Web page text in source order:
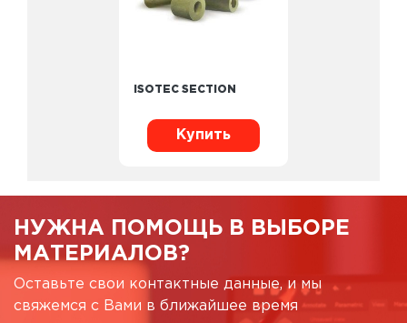
ISOTEC SECTION
Купить
НУЖНА ПОМОЩЬ В ВЫБОРЕ
МАТЕРИАЛОВ?
Оставьте свои контактные данные, и мы
свяжемся с Вами в ближайшее время